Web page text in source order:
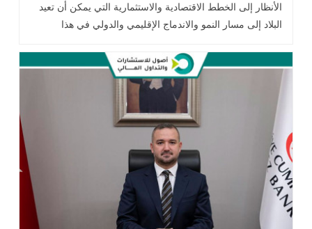
الأنظار إلى الخطط الاقتصادية والاستثمارية التي يمكن أن تعيد
البلاد إلى مسار النمو والاندماج الإقليمي والدولي في هذا